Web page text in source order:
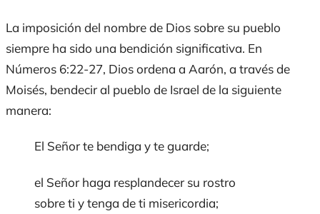
La imposición del nombre de Dios sobre su pueblo
siempre ha sido una bendición significativa. En
Números 6:22-27, Dios ordena a Aarón, a través de
Moisés, bendecir al pueblo de Israel de la siguiente
manera:
El Señor te bendiga y te guarde;
el Señor haga resplandecer su rostro
sobre ti y tenga de ti misericordia;